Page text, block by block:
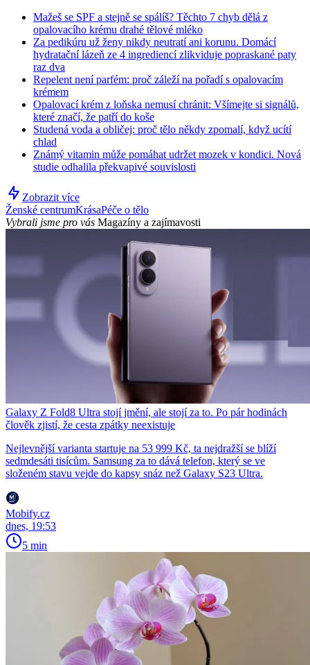
Mažeš se SPF a stejně se spálíš? Těchto 7 chyb dělá z
opalovacího krému drahé tělové mléko
Za pedikúru už ženy nikdy neutratí ani korunu. Domácí
hydratační lázeň ze 4 ingrediencí zlikviduje popraskané paty
raz dva
Repelent není parfém: proč záleží na pořadí s opalovacím
krémem
Opalovací krém z loňska nemusí chránit: Všímejte si signálů,
které značí, že patří do koše
Studená voda a obličej: proč tělo někdy zpomalí, když ucítí
chlad
Známý vitamin může pomáhat udržet mozek v kondici. Nová
studie odhalila překvapivé souvislosti
Zobrazit více
Ženské centrumKrásaPéče o tělo
Vybrali jsme pro vás Magazíny a zajímavosti
Galaxy Z Fold8 Ultra stojí jmění, ale stojí za to. Po pár hodinách
člověk zjistí, že cesta zpátky neexistuje
Nejlevnější varianta startuje na 53 999 Kč, ta nejdražší se blíží
sedmdesáti tisícům. Samsung za to dává telefon, který se ve
složeném stavu vejde do kapsy snáz než Galaxy S23 Ultra.
Mobify.cz
dnes, 19:53
5 min